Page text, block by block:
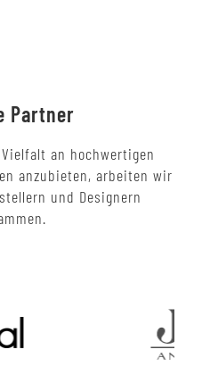
Partner
an hochwertigen
anzubieten, arbeiten wir
und Designern